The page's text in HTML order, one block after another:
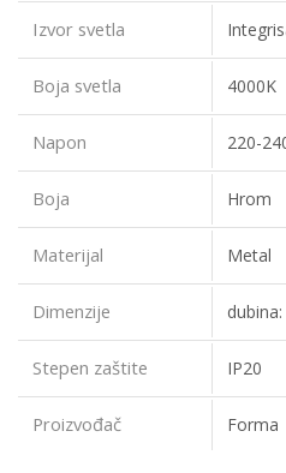
Izvor svetla
Boja svetla 4000K
Napon 220-
Boja Hrom
Materijal Metal
Dimenzije
Stepen zaštite IP20
Proizvođač Forma